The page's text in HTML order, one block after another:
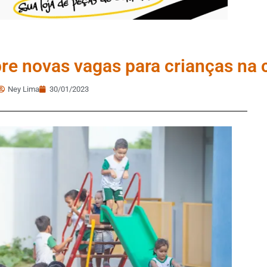
novas vagas para crianças na
Ney Lima 30/01/2023